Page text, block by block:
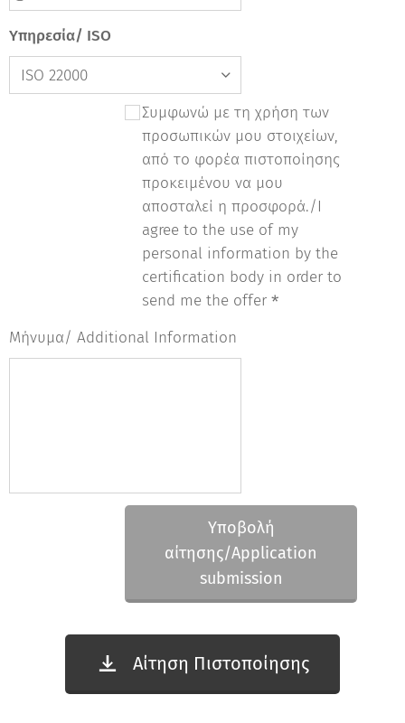
Υπηρεσία/ ISO
Συμφωνώ με τη χρήση των
προσωπικών μου στοιχείων,
από το φορέα πιστοποίησης
προκειμένου να μου
αποσταλεί η προσφορά./I
agree to the use of my
personal information by the
certification body in order to
send me the offer
Μήνυμα/ Αdditional Information
Υποβολή
αίτησης/Application
submission
Αίτηση Πιστοποίησης